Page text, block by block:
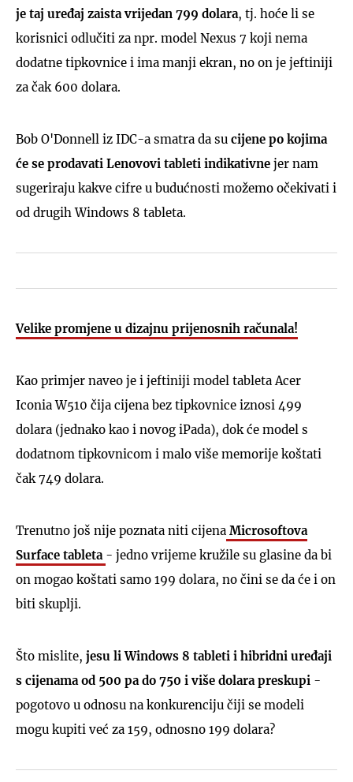
je taj uređaj zaista vrijedan 799 dolara, tj. hoće li se
korisnici odlučiti za npr. model Nexus 7 koji nema
dodatne tipkovnice i ima manji ekran, no on je jeftiniji
za čak 600 dolara.
Bob O'Donnell iz IDC-a smatra da su cijene po kojima
će se prodavati Lenovovi tableti indikativne jer nam
sugeriraju kakve cifre u budućnosti možemo očekivati i
od drugih Windows 8 tableta.
Velike promjene u dizajnu prijenosnih računala!
Kao primjer naveo je i jeftiniji model tableta Acer
Iconia W510 čija cijena bez tipkovnice iznosi 499
dolara (jednako kao i novog iPada), dok će model s
dodatnom tipkovnicom i malo više memorije koštati
čak 749 dolara.
Trenutno još nije poznata niti cijena Microsoftova
Surface tableta - jedno vrijeme kružile su glasine da bi
on mogao koštati samo 199 dolara, no čini se da će i on
biti skuplji.
Što mislite, jesu li Windows 8 tableti i hibridni uređaji
s cijenama od 500 pa do 750 i više dolara preskupi -
pogotovo u odnosu na konkurenciju čiji se modeli
mogu kupiti već za 159, odnosno 199 dolara?